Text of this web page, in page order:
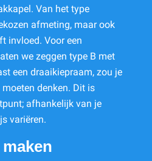
Van het type
afmeting, maar ook
invloed. Voor een
we zeggen type B met
een draaikiepraam, zou je
denken. Dit is
afhankelijk van je
variëren.